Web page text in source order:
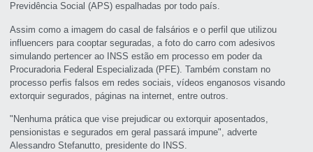
Previdência Social (APS) espalhadas por todo país.
Assim como a imagem do casal de falsários e o perfil que utilizou
influencers para cooptar seguradas, a foto do carro com adesivos
simulando pertencer ao INSS estão em processo em poder da
Procuradoria Federal Especializada (PFE). Também constam no
processo perfis falsos em redes sociais, vídeos enganosos visando
extorquir segurados, páginas na internet, entre outros.
"Nenhuma prática que vise prejudicar ou extorquir aposentados,
pensionistas e segurados em geral passará impune", adverte
Alessandro Stefanutto, presidente do INSS.